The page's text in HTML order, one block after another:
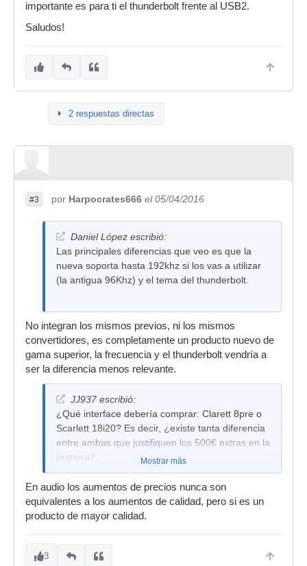
importante es para ti el thunderbolt frente al USB2.
Saludos!
2 respuestas directas
#3 por Harpocrates666 el 05/04/2016
Daniel López escribió:
Las principales diferencias que veo es que la
nueva soporta hasta 192khz si los vas a utilizar
(la antigua 96Khz) y el tema del thunderbolt.
No integran los mismos previos, ni los mismos
convertidores, es completamente un producto nuevo de
gama superior, la frecuencia y el thunderbolt vendría a
ser la diferencia menos relevante.
JJ937 escribió:
¿Qué interface debería comprar: Clarett 8pre o
Scarlett 18i20? Es decir, ¿existe tanta diferencia
entre ambas que justifiquen los 500€ extras en la
primera?
Mostrar más
En audio los aumentos de precios nunca son
equivalentes a los aumentos de calidad, pero si es un
producto de mayor calidad.
3